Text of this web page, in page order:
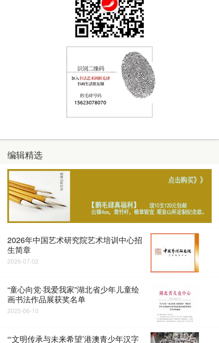
编辑精选
2026年中国艺术研究院艺术培训中心招
生简章
2026-07-02
“童心向党·我爱我家”湖北省少年儿童绘
画书法作品展获奖名单
2025-06-10
“‘文明传承与未来希望’港澳青少年汉字